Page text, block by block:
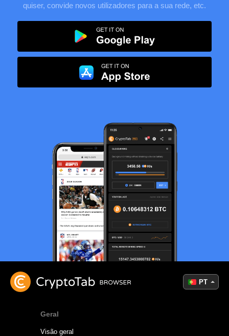
quiser, convide novos utilizadores para a sua rede, etc.
Geral
Visão geral
PT